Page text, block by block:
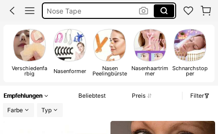
Nose Lift
Nose
Verschiedenfa
rbig Nasenformer Nasen
Peelingbürste
Nasenhaartrim
mer
Schnarchstop
per
Empfehlungen Beliebtest Preis
Filter
Farbe
Typ